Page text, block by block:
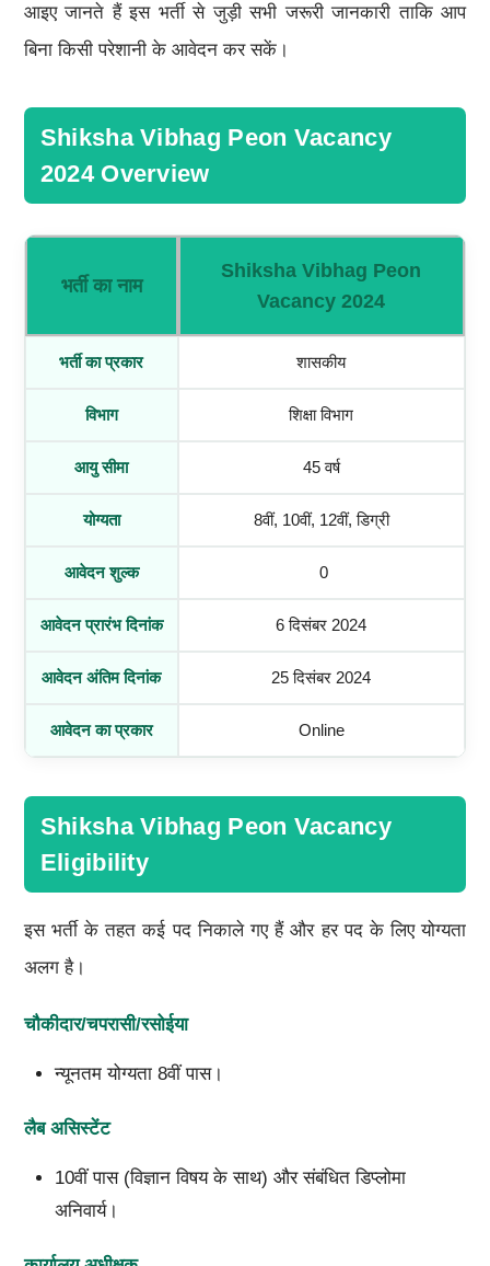
आइए जानते हैं इस भर्ती से जुड़ी सभी जरूरी जानकारी ताकि आप
बिना किसी परेशानी के आवेदन कर सकें।
Shiksha Vibhag Peon Vacancy
2024 Overview
भर्ती का नाम
Shiksha Vibhag Peon
Vacancy 2024
भर्ती का प्रकार शासकीय
विभाग शिक्षा विभाग
आयु सीमा 45 वर्ष
योग्यता 8वीं, 10वीं, 12वीं, डिग्री
आवेदन शुल्क 0
आवेदन प्रारंभ दिनांक 6 दिसंबर 2024
आवेदन अंतिम दिनांक 25 दिसंबर 2024
आवेदन का प्रकार Online
Shiksha Vibhag Peon Vacancy
Eligibility
इस भर्ती के तहत कई पद निकाले गए हैं और हर पद के लिए योग्यता
अलग है।
चौकीदार/चपरासी/रसोईया
न्यूनतम योग्यता 8वीं पास।
लैब असिस्टेंट
10वीं पास (विज्ञान विषय के साथ) और संबंधित डिप्लोमा
अनिवार्य।